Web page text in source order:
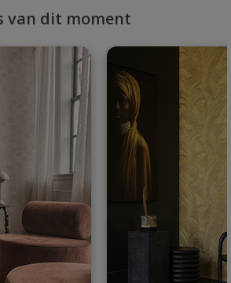
van dit moment